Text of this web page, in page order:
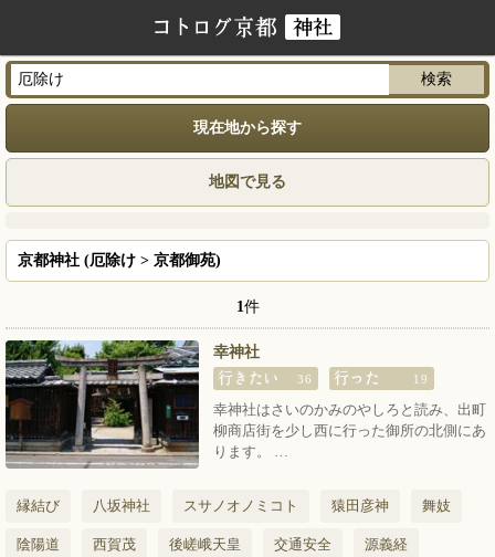
現在地から探す
地図で見る
京都神社 (厄除け > 京都御苑)
1件
幸神社
36 19
幸神社はさいのかみのやしろと読み、出町
柳商店街を少し西に行った御所の北側にあ
ります。 …
縁結び 八坂神社 スサノオノミコト 猿田彦神 舞妓
陰陽道 西賀茂 後嵯峨天皇 交通安全 源義経